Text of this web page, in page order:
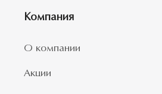
Компания
О компании
Акции